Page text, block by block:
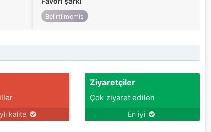
Belirtilmemiş
kalite
Ziyaretçiler
Çok ziyaret edilen
En iyi